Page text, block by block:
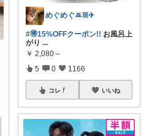
めぐめぐꔛꕤ✈︎
#🉐15%OFFクーポン!! お風呂上
がり ...
￥ 2,080～
5 0 1166
コレ いいね